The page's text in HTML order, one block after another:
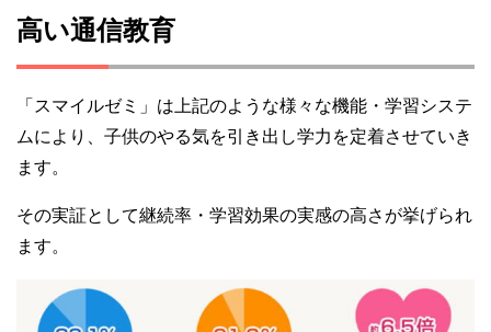
高い通信教育
「スマイルゼミ」は上記のような様々な機能・学習システ
ムにより、子供のやる気を引き出し学力を定着させていき
ます。
その実証として継続率・学習効果の実感の高さが挙げられ
ます。